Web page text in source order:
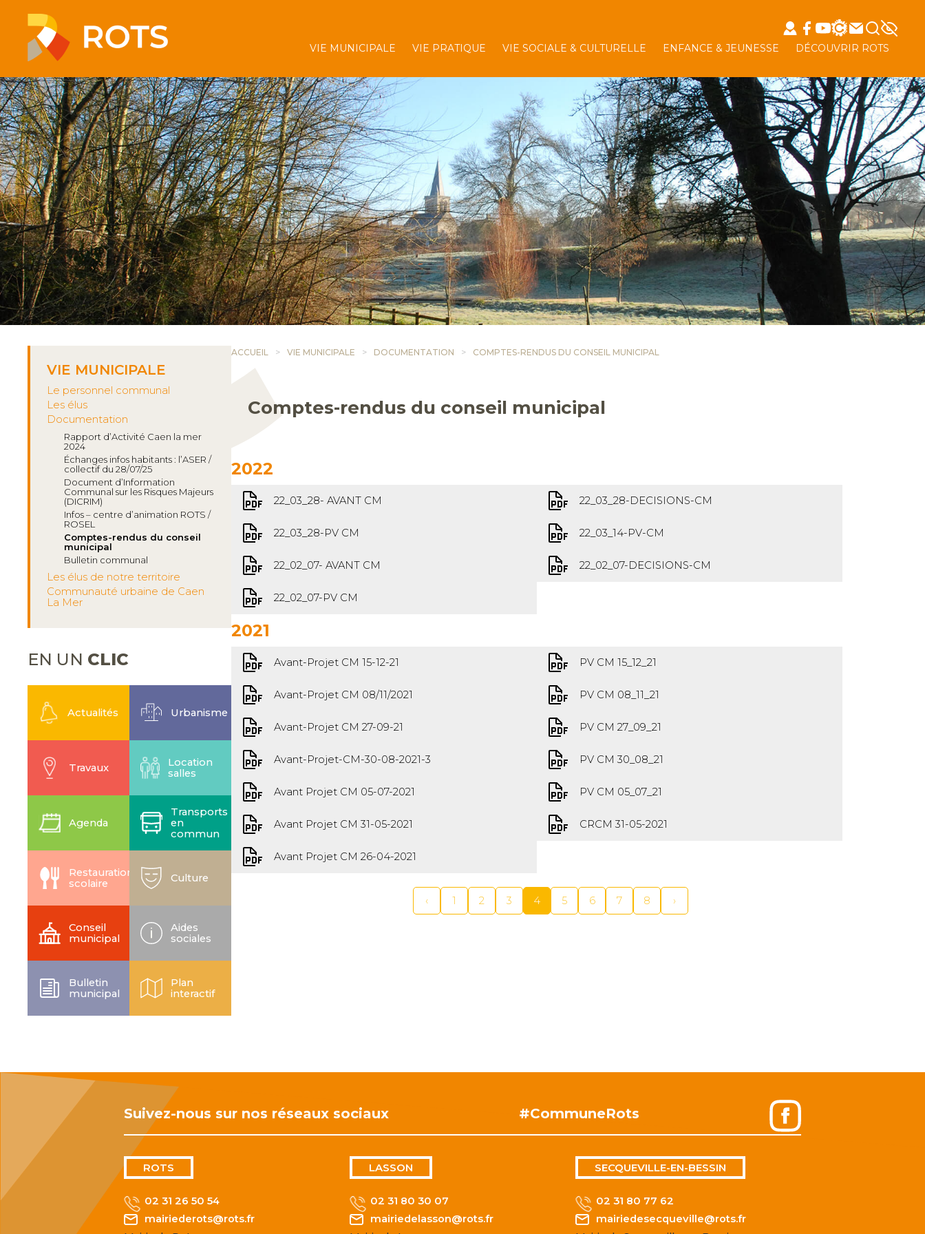
VIE MUNICIPALE VIE PRATIQUE VIE SOCIALE & CULTURELLE ENFANCE & JEUNESSE DÉCOUVRIR ROTS
VIE MUNICIPALE
Le personnel communal
Les élus
Documentation
Rapport d’Activité Caen la mer
2024
Échanges infos habitants : l’ASER /
collectif du 28/07/25
Document d’Information
Communal sur les Risques Majeurs
(DICRIM)
Infos – centre d’animation ROTS /
ROSEL
Comptes-rendus du conseil
municipal
Bulletin communal
Les élus de notre territoire
Communauté urbaine de Caen
La Mer
EN UN CLIC
Actualités Urbanisme
Travaux
Location
salles
Agenda
Transports
en
commun
Restauration
scolaire
Culture
Conseil
municipal
Aides
sociales
Bulletin
municipal
Plan
interactif
ACCUEIL VIE MUNICIPALE DOCUMENTATION COMPTES-RENDUS DU CONSEIL MUNICIPAL
Comptes-rendus du conseil municipal
2022
22_03_28- AVANT CM 22_03_28-DECISIONS-CM
22_03_28-PV CM 22_03_14-PV-CM
22_02_07- AVANT CM 22_02_07-DECISIONS-CM
22_02_07-PV CM
2021
Avant-Projet CM 15-12-21 PV CM 15_12_21
Avant-Projet CM 08/11/2021 PV CM 08_11_21
Avant-Projet CM 27-09-21 PV CM 27_09_21
Avant-Projet-CM-30-08-2021-3 PV CM 30_08_21
Avant Projet CM 05-07-2021 PV CM 05_07_21
Avant Projet CM 31-05-2021 CRCM 31-05-2021
Avant Projet CM 26-04-2021
‹ 1 2 3 4 5 6 7 8 ›
Suivez-nous sur nos réseaux sociaux #CommuneRots
ROTS
02 31 26 50 54
mairiederots@rots.fr
LASSON
02 31 80 30 07
mairiedelasson@rots.fr
SECQUEVILLE-EN-BESSIN
02 31 80 77 62
mairiedesecqueville@rots.fr